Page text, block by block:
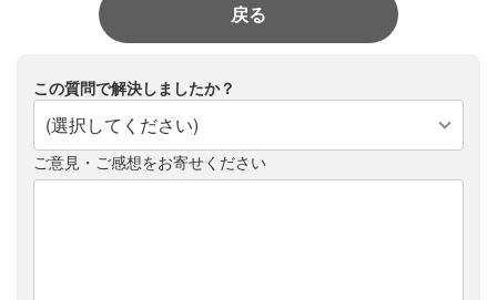
戻る
この質問で解決しましたか？
(選択してください)
ご意見・ご感想をお寄せください